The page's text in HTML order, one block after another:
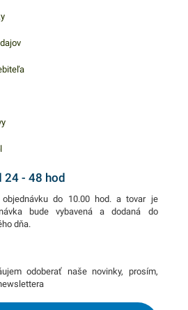
24 - 48 hod
do 10.00 hod. a tovar je
bude vybavená a dodaná do
dňa.
odoberať naše novinky, prosím,